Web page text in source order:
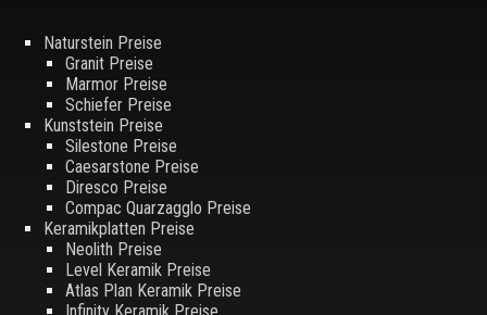
Naturstein Preise
Granit Preise
Marmor Preise
Schiefer Preise
Kunststein Preise
Silestone Preise
Caesarstone Preise
Diresco Preise
Compac Quarzagglo Preise
Keramikplatten Preise
Neolith Preise
Level Keramik Preise
Atlas Plan Keramik Preise
Infinity Keramik Preise